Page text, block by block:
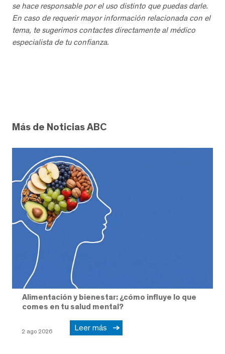
se hace responsable por el uso distinto que puedas darle.
En caso de requerir mayor información relacionada con el
tema, te sugerimos contactes directamente al médico
especialista de tu confianza.
Más de Noticias ABC
Alimentación y bienestar: ¿cómo influye lo que
comes en tu salud mental?
2 ago 2026 Leer más